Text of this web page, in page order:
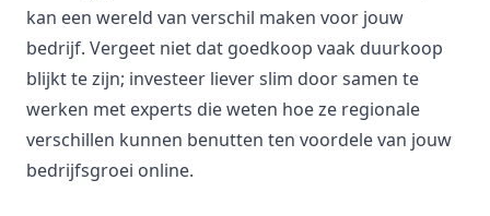
kan een wereld van verschil maken voor jouw
bedrijf. Vergeet niet dat goedkoop vaak duurkoop
blijkt te zijn; investeer liever slim door samen te
werken met experts die weten hoe ze regionale
verschillen kunnen benutten ten voordele van jouw
bedrijfsgroei online.